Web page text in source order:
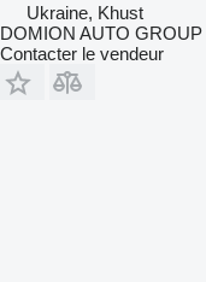
Ukraine, Khust
DOMION AUTO GROUP
Contacter le vendeur